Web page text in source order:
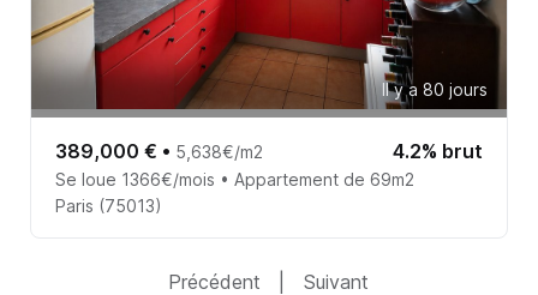
Il y a 80 jours
389,000 € • 5,638€/m2 4.2% brut
Se loue 1366€/mois • Appartement de 69m2
Paris (75013)
Précédent Suivant